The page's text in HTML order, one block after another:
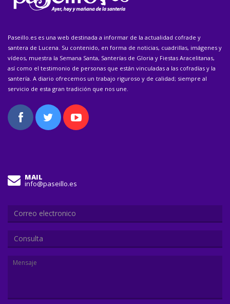
Paseillo.es es una web destinada a informar de la actualidad cofrade y
santera de Lucena. Su contenido, en forma de noticias, cuadrillas, imágenes y
vídeos, muestra la Semana Santa, Santerías de Gloria y Fiestas Aracelitanas,
así como el testimonio de personas que están vinculadas a las cofradías y la
santería. A diario ofrecemos un trabajo riguroso y de calidad; siempre al
servicio de esta gran tradición que nos une.
MAIL
info@paseillo.es
Consulta